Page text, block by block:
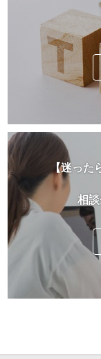
【迷った
相